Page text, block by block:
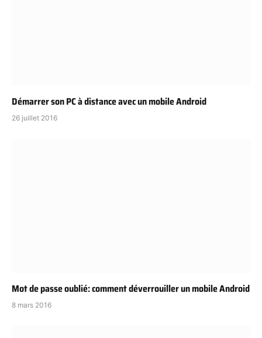
Démarrer son PC à distance avec un mobile Android
26 juillet 2016
Mot de passe oublié: comment déverrouiller un mobile Android
8 mars 2016